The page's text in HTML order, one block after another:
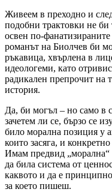
Живеем в преходно и
подобни трактовки не би
освен по-
романът на Биолчев би
ръкавица, хвърлена в
идеологеми, като
радикален препрочит на
история.
Да, би могъл – но само в
зачетем ли се, бързо се
било морална позиция у
които засяга, и
Имам предвид „морална“
да била система от
каквото и да е
за което пишеш.